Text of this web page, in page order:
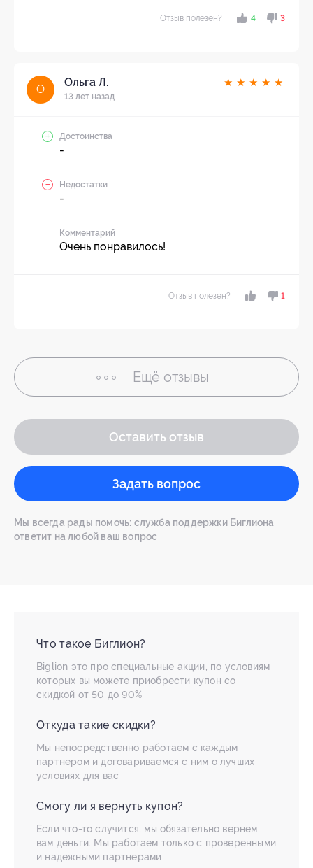
Отзыв полезен? 4 3
О
Ольга Л.
13 лет назад
★ ★ ★ ★ ★
Достоинства
-
Недостатки
-
Комментарий
Очень понравилось!
Отзыв полезен? 1
Ещё отзывы
Оставить отзыв
Задать вопрос
Мы всегда рады помочь: служба поддержки Биглиона
ответит на любой ваш вопрос
Что такое Биглион?
Biglion это про специальные акции, по условиям
которых вы можете приобрести купон со
скидкой от 50 до 90%
Откуда такие скидки?
Мы непосредственно работаем с каждым
партнером и договариваемся с ним о лучших
условиях для вас
Смогу ли я вернуть купон?
Если что-то случится, мы обязательно вернем
вам деньги. Мы работаем только с проверенными
и надежными партнерами